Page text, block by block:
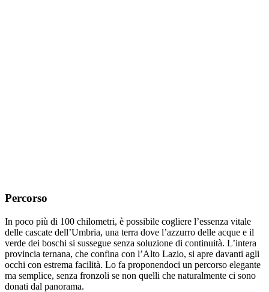
Percorso
In poco più di 100 chilometri, è possibile cogliere l’essenza vitale
delle cascate dell’Umbria, una terra dove l’azzurro delle acque e il
verde dei boschi si sussegue senza soluzione di continuità. L’intera
provincia ternana, che confina con l’Alto Lazio, si apre davanti agli
occhi con estrema facilità. Lo fa proponendoci un percorso elegante
ma semplice, senza fronzoli se non quelli che naturalmente ci sono
donati dal panorama.